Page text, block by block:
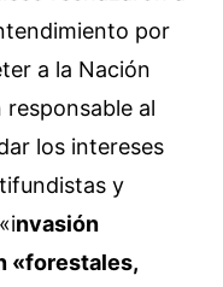
por
a la Nación
responsable al
los intereses
y
nvasión
«forestales,